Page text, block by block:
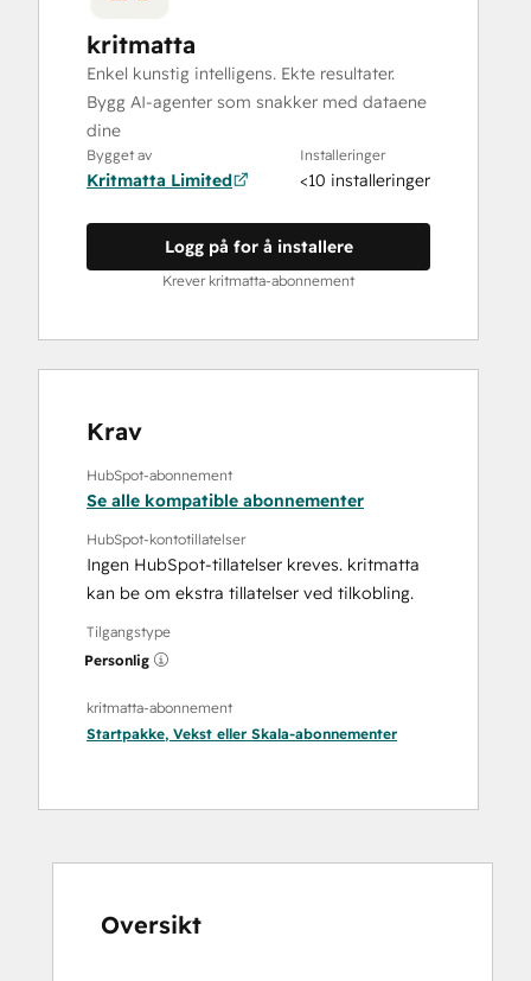
kritmatta
Enkel kunstig intelligens. Ekte resultater.
Bygg AI-agenter som snakker med dataene
dine
Bygget av
Kritmatta Limited
Installeringer
<10 installeringer
Logg på for å installere
Krever kritmatta-abonnement
Krav
HubSpot-abonnement
Se alle kompatible abonnementer
HubSpot-kontotillatelser
Ingen HubSpot-tillatelser kreves. kritmatta
kan be om ekstra tillatelser ved tilkobling.
Tilgangstype
Personlig
kritmatta-abonnement
Startpakke, Vekst eller Skala-abonnementer
Oversikt